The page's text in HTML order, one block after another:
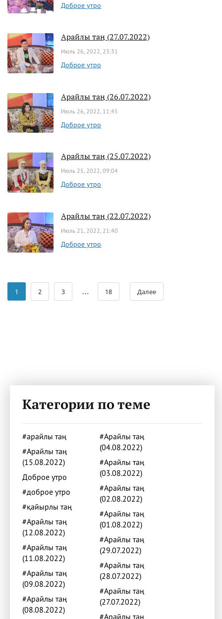
Доброе утро
Арайлы таң (27.07.2022)
Июль 26, 2022, 23:31
Доброе утро
Арайлы таң (26.07.2022)
Июль 26, 2022, 11:45
Доброе утро
Арайлы таң (25.07.2022)
Июль 25, 2022, 09:04
Доброе утро
Арайлы таң (22.07.2022)
Июль 21, 2022, 21:40
Доброе утро
1 2 3 … 18 Далее
Категории по теме
#арайлы таң
#Арайлы таң
(15.08.2022)
Доброе утро
#доброе утро
#қайырлы таң
#Арайлы таң
(12.08.2022)
#Арайлы таң
(11.08.2022)
#Арайлы таң
(09.08.2022)
#Арайлы таң
(08.08.2022)
#Арайлы таң
(04.08.2022)
#Арайлы таң
(03.08.2022)
#Арайлы таң
(02.08.2022)
#Арайлы таң
(01.08.2022)
#Арайлы таң
(29.07.2022)
#Арайлы таң
(28.07.2022)
#Арайлы таң
(27.07.2022)
#Арайлы таң